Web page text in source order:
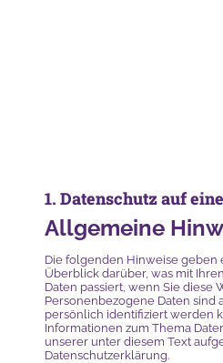
1. Datenschutz auf
Allgemeine
Die folgenden Hinweise geben
Überblick darüber, was mit
Daten passiert, wenn Sie diese
Personenbezogene Daten sind
persönlich identifiziert werden
Informationen zum Thema
unserer unter diesem Text
Datenschutzerklärung.